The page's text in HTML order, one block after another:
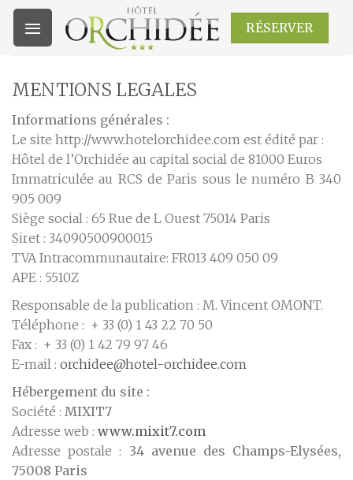
Skip
content
RÉSERVER
MENTIONS LEGALES
Informations générales :
Le site http://www.hotelorchidee.com est édité par :
Hôtel de l’Orchidée au capital social de 81000 Euros
Immatriculée au RCS de Paris sous le numéro B 340
905 009
Siège social : 65 Rue de L Ouest 75014 Paris
Siret : 34090500900015
TVA Intracommunautaire: FR013 409 050 09
APE : 5510Z
Responsable de la publication : M. Vincent OMONT.
Téléphone : + 33 (0) 1 43 22 70 50
Fax : + 33 (0) 1 42 79 97 46
E-mail : orchidee@hotel-orchidee.com
Hébergement du site :
Société : MIXIT7
Adresse web : www.mixit7.com
Adresse postale : 34 avenue des Champs-Elysées,
75008 Paris